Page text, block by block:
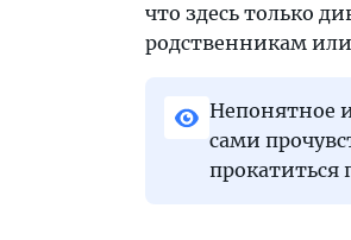
что здесь только
родственникам
Непонятное
сами
прокатиться